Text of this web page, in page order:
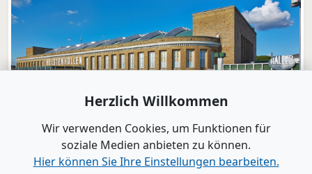
Herzlich Willkommen
Wir verwenden Cookies, um Funktionen für
soziale Medien anbieten zu können.
Hier können Sie Ihre Einstellungen bearbeiten.